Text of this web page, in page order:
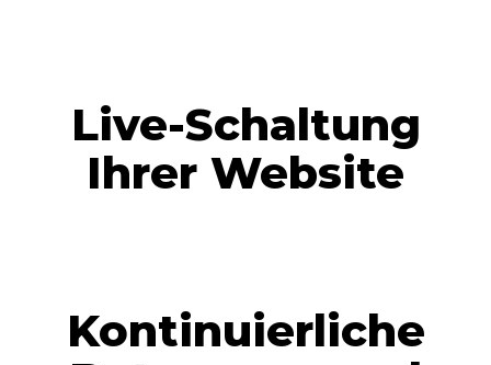
Live-Schaltung
Ihrer Website
Kontinuierliche